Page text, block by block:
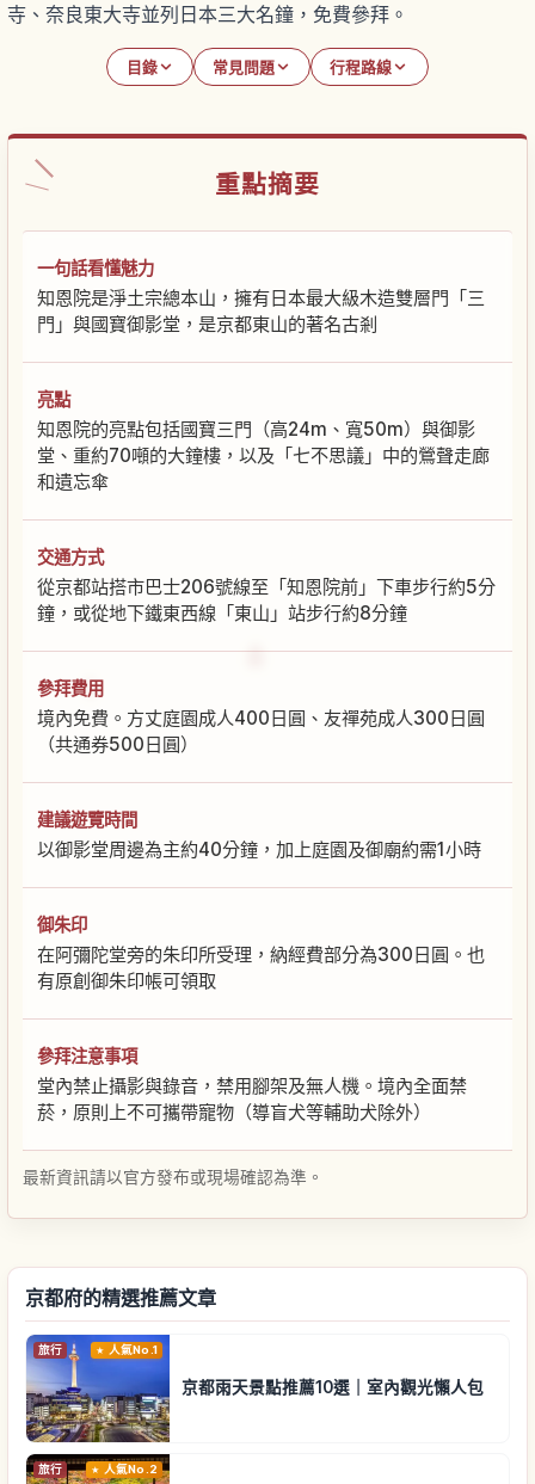
寺、奈良東大寺並列日本三大名鐘，免費參拜。
目錄 常見問題 行程路線
重點摘要
一句話看懂魅力
知恩院是淨土宗總本山，擁有日本最大級木造雙層門「三
門」與國寶御影堂，是京都東山的著名古剎
亮點
知恩院的亮點包括國寶三門（高24m、寬50m）與御影
堂、重約70噸的大鐘樓，以及「七不思議」中的鶯聲走廊
和遺忘傘
交通方式
從京都站搭市巴士206號線至「知恩院前」下車步行約5分
鐘，或從地下鐵東西線「東山」站步行約8分鐘
參拜費用
境內免費。方丈庭園成人400日圓、友禪苑成人300日圓
（共通券500日圓）
建議遊覽時間
以御影堂周邊為主約40分鐘，加上庭園及御廟約需1小時
御朱印
在阿彌陀堂旁的朱印所受理，納經費部分為300日圓。也
有原創御朱印帳可領取
參拜注意事項
堂內禁止攝影與錄音，禁用腳架及無人機。境內全面禁
菸，原則上不可攜帶寵物（導盲犬等輔助犬除外）
最新資訊請以官方發布或現場確認為準。
京都府的精選推薦文章
旅行 人氣No.1
京都雨天景點推薦10選｜室內觀光懶人包
旅行 人氣No.2